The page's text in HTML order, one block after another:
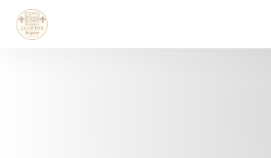
Personnalisation de vos choix en matière de cookies